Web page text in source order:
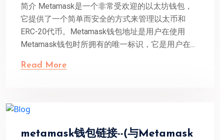
简介 Metamask是一个非常受欢迎的以太坊钱包，
它提供了一个简单而安全的方式来管理以太币和
ERC-20代币。Metamask钱包地址是用户在使用
Metamask钱包时所拥有的唯一标识，它是用户在...
Read More
metamask钱包链接--(与Metamask